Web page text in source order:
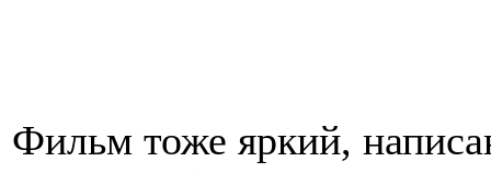
Фильм тоже яркий,